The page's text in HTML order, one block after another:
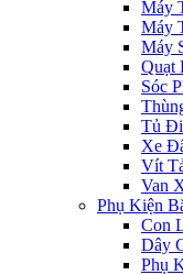
Máy
Máy
Máy
Quạt
Sóc
Tủ
Xe
Vít
Van
Phụ Kiện
Con
Dây
Phụ